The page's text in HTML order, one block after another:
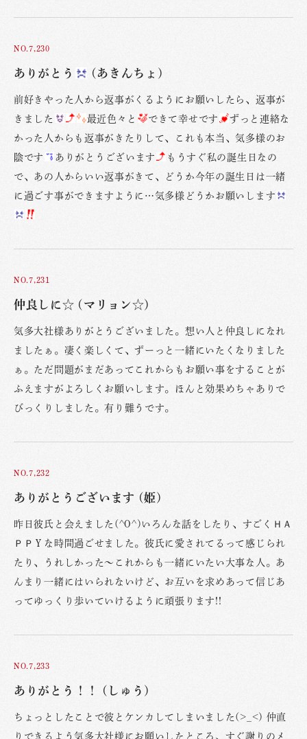
NO.7,230
ありがとう (あきんちょ)
前好きやった人から返事がくるようにお願いしたら、返事が
きました
最近色々と できて幸せです
ずっと連絡な
かった人からも返事がきたりして、これも本当、気多様のお
陰です
ありがとうございます
もうすぐ私の誕生日なの
で、あの人からいい返事がきて、どうか今年の誕生日は一緒
に過ごす事ができますように…気多様どうかお願いします
NO.7,231
仲良しに☆ (マリョン☆)
気多大社様ありがとうございました。想い人と仲良しになれ
ましたぁ。凄く楽しくて、ずーっと一緒にいたくなりました
ぁ。ただ問題がまだあってこれからもお願い事をすることが
ふえますがよろしくお願いします。ほんと効果めちゃありで
びっくりしました。有り難うです。
NO.7,232
ありがとうございます (姫)
昨日彼氏と会えました(^O^)いろんな話をしたり、すごくＨＡ
ＰＰＹな時間過ごせました。彼氏に愛されてるって感じられ
たり、うれしかった〜これからも一緒にいたい大事な人。あ
んまり一緒にはいられないけど、お互いを求めあって信じあ
ってゆっくり歩いていけるように頑張ります!!
NO.7,233
ありがとう！！ (しゅう)
ちょっとしたことで彼とケンカしてしまいました(>_<) 仲直
りできるよう気多大社様にお願いしたところ、すぐ謝りのメ